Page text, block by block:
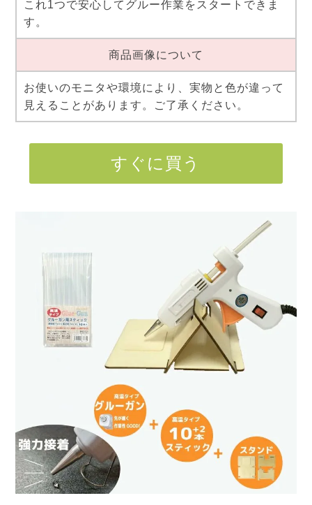
これ1つで安心してグルー作業をスタートできま
す。
商品画像について
お使いのモニタや環境により、実物と色が違って
見えることがあります。ご了承ください。
すぐに買う